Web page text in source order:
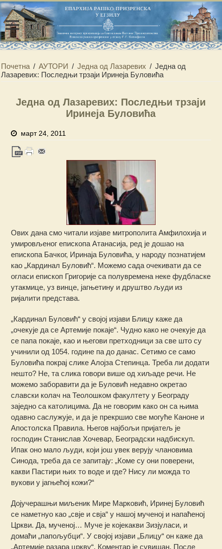
Почетна / АУТОРИ / Једна од Лазаревих / Једна од
Лазаревих: Последњи трзаји Иринеја Буловића
Једна од Лазаревих: Последњи трзаји
Иринеја Буловића
март 24, 2011
Ових дана смо читали изјаве митрополита Амфилохија и
умировљеног епископа Атанасија, ред је дошао на
епископа Бачког, Иринаја Буловића, у народу познатијем
као „Кардинал Буловић“. Можемо сада очекивати да се
огласи епископ Григорије са полувремена неке фудбласке
утакмице, уз винце, јагњетину и друштво људи из
ријалити представа.
„Кардинал Буловић“ у својој изјави Блицу каже да
„очекује да се Артемије покаје“. Чудно како не очекује да
се папа покаје, као и његови претходници за све што су
учинили од 1054. године па до данас. Сетимо се само
Буловића покрај слике Алојза Степинца. Треба ли додати
нешто? Не, та слика говори више од хиљаде речи. Не
можемо заборавити да је Буловић недавно окретао
славски колач на Теолошком факултету у Београду
заједно са католицима. Да не говорим како он са њима
одавно саслужује, и да је прекршио све могуће Каноне и
Апостолска Правила. Његов најбољи пријатељ је
господин Станислав Хочевар, Београдски надбискуп.
Ипак оно мало људи, који још увек верују члановима
Синода, треба да се запитају: „Коме су они поверени,
какви Пастири њих то воде и где? Нису ли можда то
вукови у јагњећој кожи?“
Дојучерашњи миљеник Мире Марковић, Иринеј Буловић
се наметнуо као „свје и свја“ у нашој мученој и напаћеној
Цркви. Да, мученој… Муче је којекакви Зизјуласи, и
домаћи „папољубци“. У својој изјави „Блицу“ он каже да
„Артемије разара цркву“. Коментар је сувишан. После